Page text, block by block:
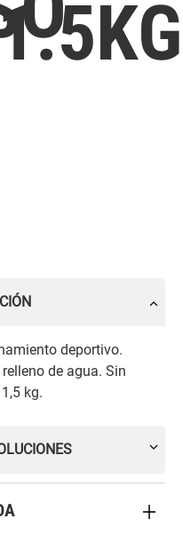
deportivo.
de agua. Sin
kg.